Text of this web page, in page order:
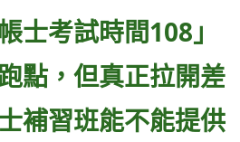
士考試時間108」
點，但真正拉開差
補習班能不能提供